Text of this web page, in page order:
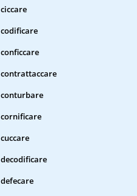
ciccare
codificare
conficcare
contrattaccare
conturbare
cornificare
cuccare
decodificare
defecare